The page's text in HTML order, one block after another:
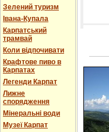
Зелений туризм
Івана-Купала
Карпатський
трамвай
Коли відпочивати
Крафтове пиво в
Карпатах
Легенди Карпат
Лижне
спорядження
Мінеральні води
Музеї Карпат